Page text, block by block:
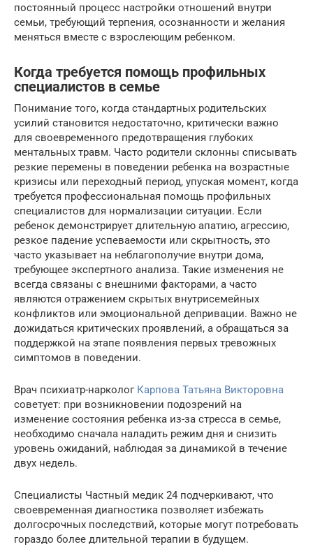
постоянный процесс настройки отношений внутри
семьи, требующий терпения, осознанности и желания
меняться вместе с взрослеющим ребенком.
Когда требуется помощь профильных
специалистов в семье
Понимание того, когда стандартных родительских
усилий становится недостаточно, критически важно
для своевременного предотвращения глубоких
ментальных травм. Часто родители склонны списывать
резкие перемены в поведении ребенка на возрастные
кризисы или переходный период, упуская момент, когда
требуется профессиональная помощь профильных
специалистов для нормализации ситуации. Если
ребенок демонстрирует длительную апатию, агрессию,
резкое падение успеваемости или скрытность, это
часто указывает на неблагополучие внутри дома,
требующее экспертного анализа. Такие изменения не
всегда связаны с внешними факторами, а часто
являются отражением скрытых внутрисемейных
конфликтов или эмоциональной депривации. Важно не
дожидаться критических проявлений, а обращаться за
поддержкой на этапе появления первых тревожных
симптомов в поведении.
Врач психиатр-нарколог Карпова Татьяна Викторовна
советует: при возникновении подозрений на
изменение состояния ребенка из-за стресса в семье,
необходимо сначала наладить режим дня и снизить
уровень ожиданий, наблюдая за динамикой в течение
двух недель.
Специалисты Частный медик 24 подчеркивают, что
своевременная диагностика позволяет избежать
долгосрочных последствий, которые могут потребовать
гораздо более длительной терапии в будущем.